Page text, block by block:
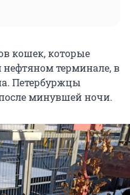
кошек, которые
нефтяном терминале, в
Петербуржцы
минувшей ночи.